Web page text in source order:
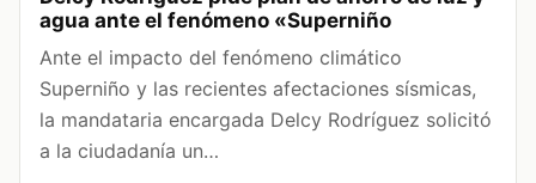
agua ante el fenómeno «Superniño
Ante el impacto del fenómeno climático
Superniño y las recientes afectaciones sísmicas,
la mandataria encargada Delcy Rodríguez solicitó
a la ciudadanía un…